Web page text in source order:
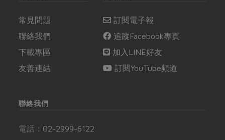
常見問題
聯絡我們
下載專區
友善連結
訂閱電子報
追蹤Facebook專頁
加入LINE好友
訂閱YouTube頻道
聯絡我們
電話： 02-2999-6122